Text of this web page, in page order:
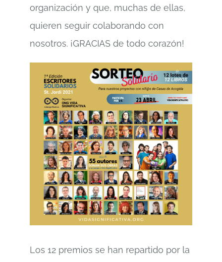
organización y que, muchas de ellas,
quieren seguir colaborando con
nosotros. ¡GRACIAS de todo corazón!
Los 12 premios se han repartido por la